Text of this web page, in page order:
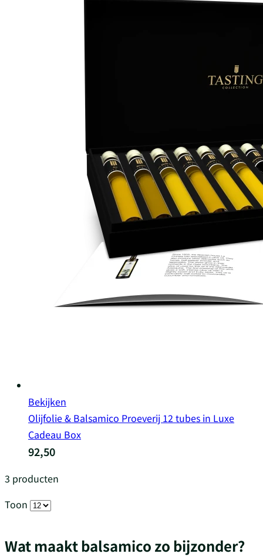
Bekijken
Olijfolie & Balsamico Proeverij 12 tubes in Luxe
Cadeau Box
92,50
3 producten
Toon
Wat maakt balsamico zo bijzonder?